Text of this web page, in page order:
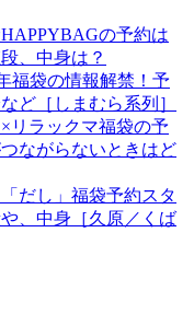
HAPPYBAGの予約は
、中身は？
福袋の情報解禁！予
ど［しまむら系列］
リラックマ福袋の予
ながらないときはど
だし」福袋予約スタ
、中身［久原／くば